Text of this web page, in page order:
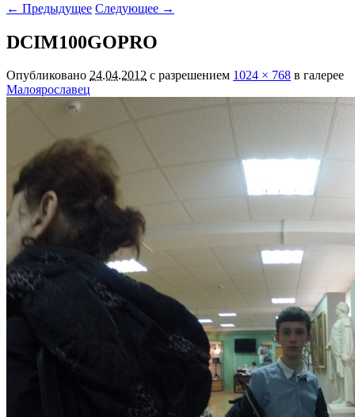
← Предыдущее Следующее →
DCIM100GOPRO
Опубликовано 24.04.2012 с разрешением 1024 × 768 в галерее
Малоярославец